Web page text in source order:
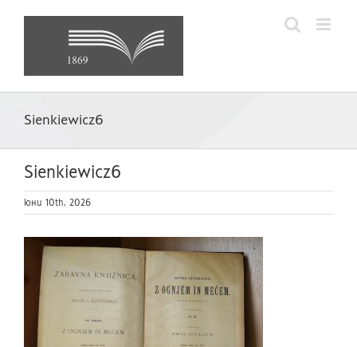
Sienkiewicz6
Sienkiewicz6
юни 10th, 2026